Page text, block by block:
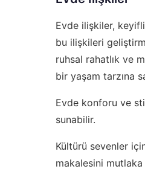
Evde ilişkiler,
bu ilişkileri
ruhsal rahatlık ve
bir yaşam tarzına
Evde konforu ve
sunabilir.
Kültürü sevenler
makalesini